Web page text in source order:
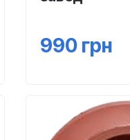
990грн